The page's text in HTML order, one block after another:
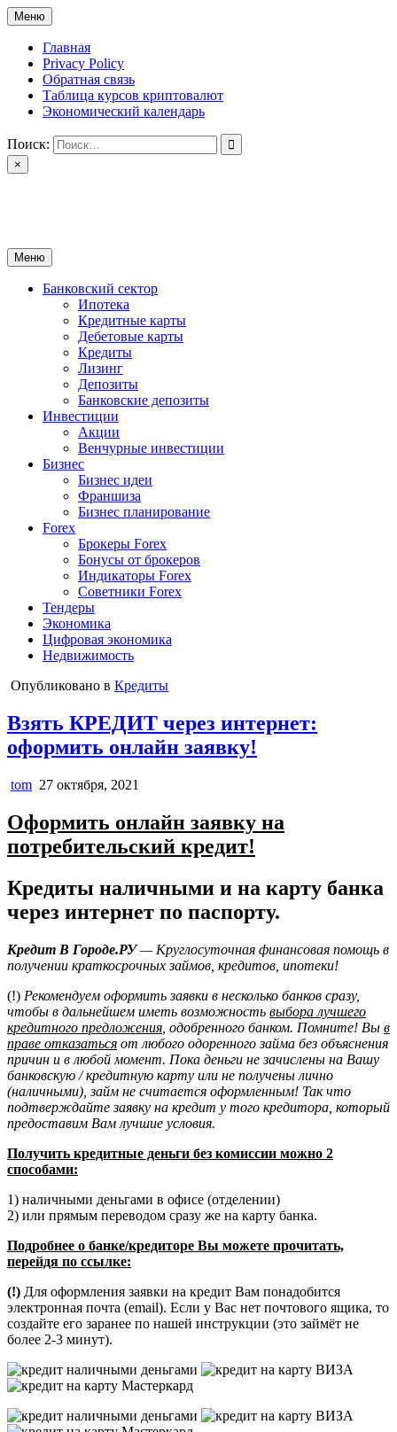
Перейти
к
содержимому
Меню
Главная
Privacy Policy
Обратная связь
Таблица курсов криптовалют
Экономический календарь
Поиск:
×
Меню
Банковский сектор
Ипотека
Кредитные карты
Дебетовые карты
Кредиты
Лизинг
Депозиты
Банковские депозиты
Инвестиции
Акции
Венчурные инвестиции
Бизнес
Бизнес идеи
Франшиза
Бизнес планирование
Forex
Брокеры Forex
Бонусы от брокеров
Индикаторы Forex
Советники Forex
Тендеры
Экономика
Цифровая экономика
Недвижимость
Опубликовано в Кредиты
Взять КРЕДИТ через интернет:
оформить онлайн заявку!
tom 27 октября, 2021
Оформить онлайн заявку на
потребительский кредит!
Кредиты наличными и на карту банка
через интернет по паспорту.
Кредит В Городе.РУ— Круглосуточная финансовая помощь в
получении краткосрочных займов, кредитов, ипотеки!
(!) Рекомендуем оформить заявки в несколько банков сразу,
чтобы в дальнейшем иметь возможность выбора лучшего
кредитного предложения , одобренного банком. Помните! Вы в
праве отказаться от любого одоренного займа без объяснения
причин и в любой момент. Пока деньги не зачислены на Вашу
банковскую / кредитную карту или не получены лично
(наличными), займ не считается оформленным! Так что
подтверждайте заявку на кредит у того кредитора, который
предоставим Вам лучшие условия.
Получить кредитные деньги без комиссии можно 2
способами:
1) наличными деньгами в офисе (отделении)
2) или прямым переводом сразу же на карту банка.
Подробнее о банке/кредиторе Вы можете прочитать,
перейдя по ссылке:
(!) Для оформления заявки на кредит Вам понадобится
электронная почта (email). Если у Вас нет почтового ящика, то
создайте его заранее по нашей инструкции (это займёт не
более 2-3 минут).